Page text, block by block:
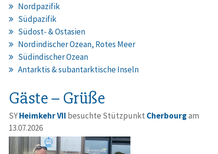
Nordpazifik
Südpazifik
Südost- & Ostasien
Nordindischer Ozean, Rotes Meer
Südindischer Ozean
Antarktis & subantarktische Inseln
Gäste – Grüße
SYHeimkehr VII besuchte Stützpunkt Cherbourgam
13.07.2026